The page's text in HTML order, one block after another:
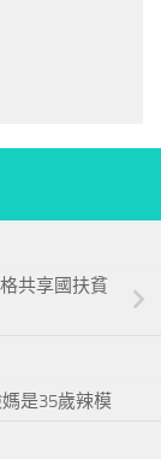
共享國扶貧
是35歲辣模